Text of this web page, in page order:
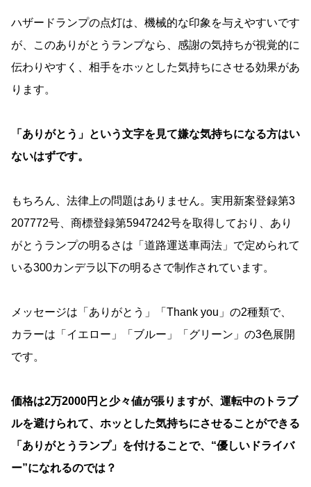
ハザードランプの点灯は、機械的な印象を与えやすいです
が、このありがとうランプなら、感謝の気持ちが視覚的に
伝わりやすく、相手をホッとした気持ちにさせる効果があ
ります。
「ありがとう」という文字を見て嫌な気持ちになる方はい
ないはずです。
もちろん、法律上の問題はありません。実用新案登録第3
207772号、商標登録第5947242号を取得しており、あり
がとうランプの明るさは「道路運送車両法」で定められて
いる300カンデラ以下の明るさで制作されています。
メッセージは「ありがとう」「Thank you」の2種類で、
カラーは「イエロー」「ブルー」「グリーン」の3色展開
です。
価格は2万2000円と少々値が張りますが、運転中のトラブ
ルを避けられて、ホッとした気持ちにさせることができる
「ありがとうランプ」を付けることで、“優しいドライバ
ー”になれるのでは？